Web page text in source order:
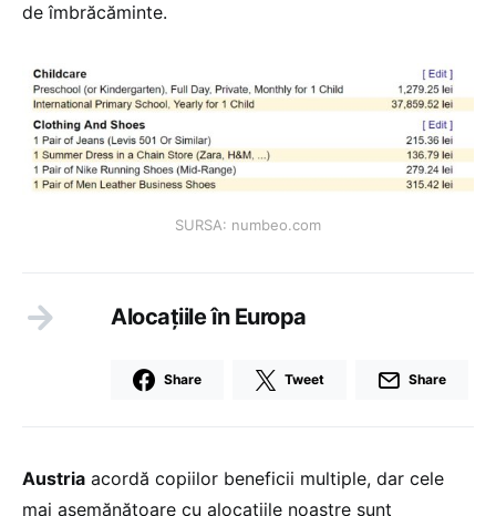
de îmbrăcăminte.
SURSA: numbeo.com
Alocațiile în Europa
Share Tweet Share
Austria acordă copiilor beneficii multiple, dar cele
mai asemănătoare cu alocațiile noastre sunt